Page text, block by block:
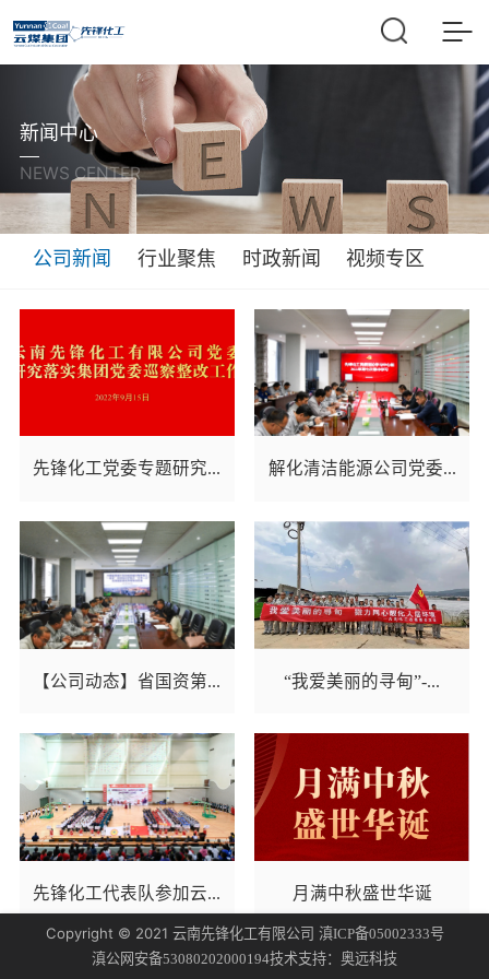
新闻中心
NEWS CENTER
公司新闻 行业聚焦 时政新闻 视频专区
先锋化工党委专题研究... 解化清洁能源公司党委...
【公司动态】省国资第... “我爱美丽的寻甸”-...
先锋化工代表队参加云... 月满中秋盛世华诞
Copyright © 2021 云南先锋化工有限公司 滇ICP备05002333号
滇公网安备53080202000194技术支持： 奥远科技